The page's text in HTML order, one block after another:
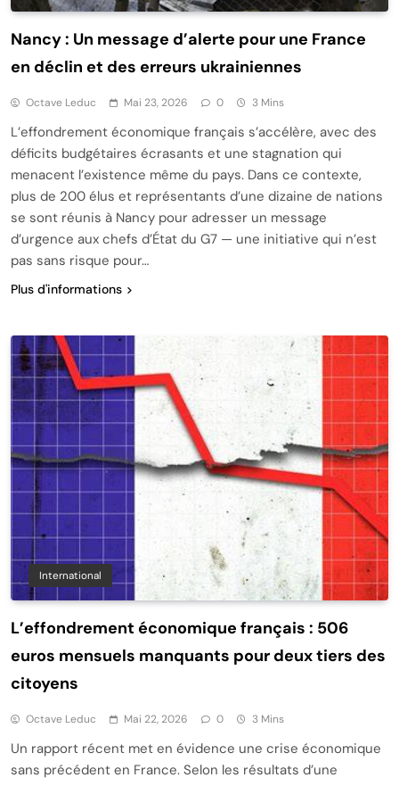
Nancy : Un message d’alerte pour une France
en déclin et des erreurs ukrainiennes
Octave Leduc Mai 23, 2026 0 3 Mins
L’effondrement économique français s’accélère, avec des
déficits budgétaires écrasants et une stagnation qui
menacent l’existence même du pays. Dans ce contexte,
plus de 200 élus et représentants d’une dizaine de nations
se sont réunis à Nancy pour adresser un message
d’urgence aux chefs d’État du G7 — une initiative qui n’est
pas sans risque pour…
Plus d'informations
International
L’effondrement économique français : 506
euros mensuels manquants pour deux tiers des
citoyens
Octave Leduc Mai 22, 2026 0 3 Mins
Un rapport récent met en évidence une crise économique
sans précédent en France. Selon les résultats d’une